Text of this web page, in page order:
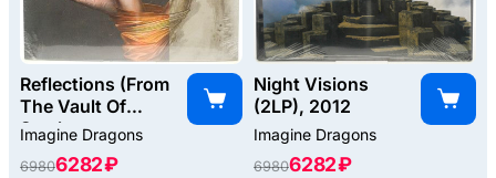
Reflections (From
The Vault Of
Smoke +
Mirrors), 2025
Imagine Dragons
69806282 ₽
Night Visions
(2LP), 2012
Imagine Dragons
69806282 ₽